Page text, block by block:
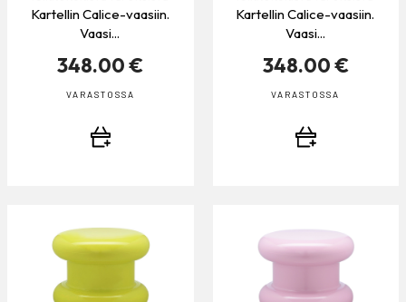
Kartellin Calice-vaasiin.
Vaasi...
348.00 €
VARASTOSSA
Kartellin Calice-vaasiin.
Vaasi...
348.00 €
VARASTOSSA